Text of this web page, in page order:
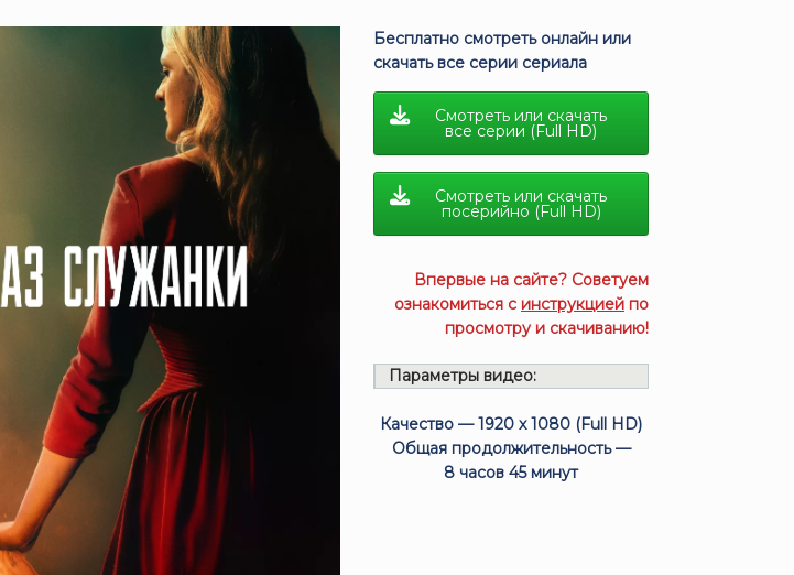
Бесплатно смотреть онлайн или
скачать все серии сериала
Смотреть или скачать
все серии (Full HD)
Смотреть или скачать
посерийно (Full HD)
Впервые на сайте? Советуем
ознакомиться с инструкцией по
просмотру и скачиванию!
Параметры видео:
Качество — 1920 x 1080 (Full HD)
Общая продолжительность —
8 часов 45 минут